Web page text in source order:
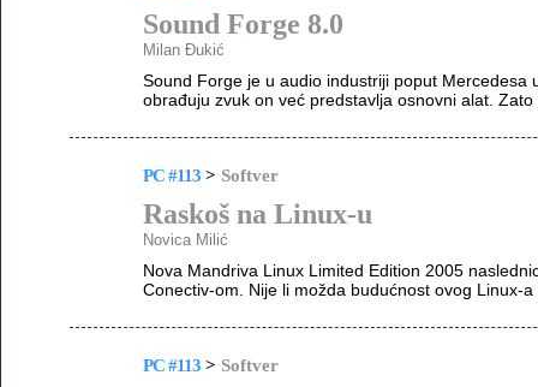
Sound Forge 8.0
Milan Đukić
Sound Forge je u audio industriji poput Mercedesa
obrađuju zvuk on već predstavlja osnovni alat.
PC #113 > Softver
Raskoš na Linux-u
Novica Milić
Nova Mandriva Linux Limited Edition 2005
Conectiv-om. Nije li možda budućnost ovog Linux-
PC #113 > Softver